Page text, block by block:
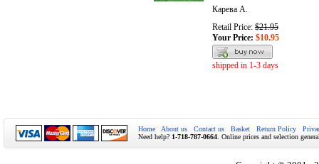
Карева А.
Retail Price: $21.95
Your Price: $10.95
shipped in 1-3 days
Home About us Contact us Basket Return Policy
Need help? 1-718-787-0664 . Online prices and selection